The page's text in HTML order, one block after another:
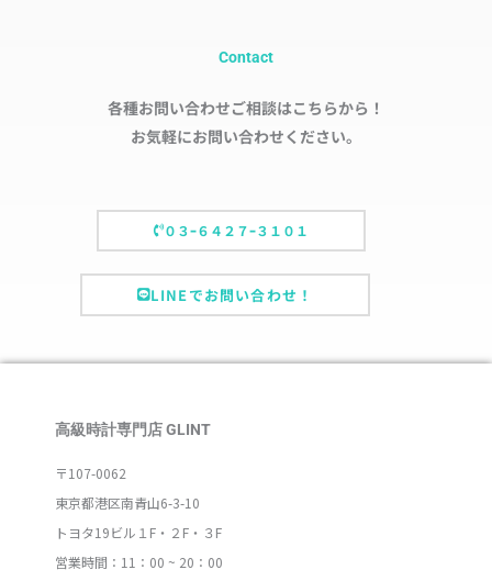
Contact
各種お問い合わせご相談はこちらから！
お気軽にお問い合わせください。
０３ｰ６４２７ｰ３１０１
LINEでお問い合わせ！
高級時計専門店 GLINT
〒107-0062
東京都港区南青山6-3-10
トヨタ19ビル１F・２F・３F
営業時間：11：00 ~ 20：00